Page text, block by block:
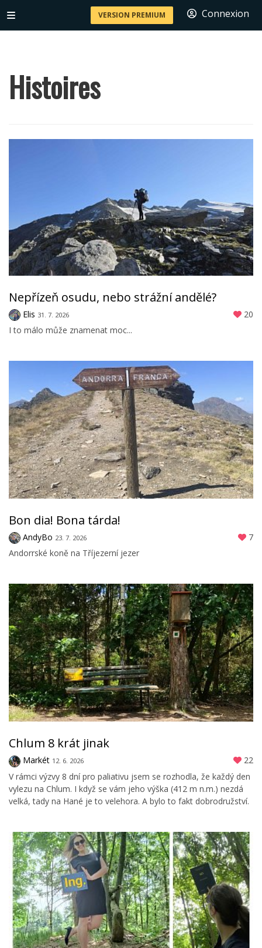
VERSION PREMIUM Connexion
Histoires
Nepřízeň osudu, nebo strážní andělé?
Elis 31. 7. 2026
20
I to málo může znamenat moc...
Bon dia! Bona tárda!
AndyBo 23. 7. 2026
7
Andorrské koně na Tříjezerní jezer
Chlum 8 krát jinak
Markét 12. 6. 2026
22
V rámci výzvy 8 dní pro paliativu jsem se rozhodla, že každý den
vylezu na Chlum. I když se vám jeho výška (412 m n.m.) nezdá
velká, tady na Hané je to velehora. A bylo to fakt dobrodružství.